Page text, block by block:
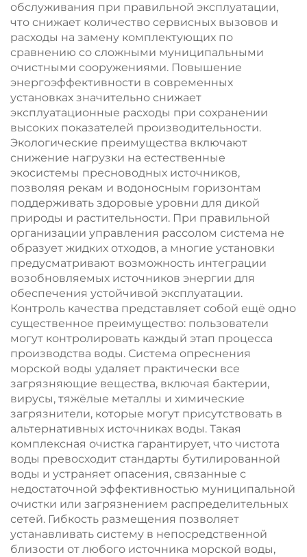
обслуживания при правильной эксплуатации,
что снижает количество сервисных вызовов и
расходы на замену комплектующих по
сравнению со сложными муниципальными
очистными сооружениями. Повышение
энергоэффективности в современных
установках значительно снижает
эксплуатационные расходы при сохранении
высоких показателей производительности.
Экологические преимущества включают
снижение нагрузки на естественные
экосистемы пресноводных источников,
позволяя рекам и водоносным горизонтам
поддерживать здоровые уровни для дикой
природы и растительности. При правильной
организации управления рассолом система не
образует жидких отходов, а многие установки
предусматривают возможность интеграции
возобновляемых источников энергии для
обеспечения устойчивой эксплуатации.
Контроль качества представляет собой ещё одно
существенное преимущество: пользователи
могут контролировать каждый этап процесса
производства воды. Система опреснения
морской воды удаляет практически все
загрязняющие вещества, включая бактерии,
вирусы, тяжёлые металлы и химические
загрязнители, которые могут присутствовать в
альтернативных источниках воды. Такая
комплексная очистка гарантирует, что чистота
воды превосходит стандарты бутилированной
воды и устраняет опасения, связанные с
недостаточной эффективностью муниципальной
очистки или загрязнением распределительных
сетей. Гибкость размещения позволяет
устанавливать систему в непосредственной
близости от любого источника морской воды,